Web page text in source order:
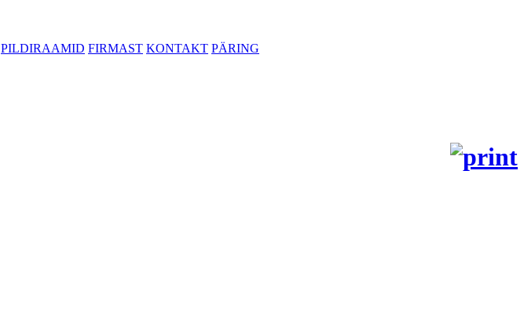
PILDIRAAMID FIRMAST KONTAKT PÄRING